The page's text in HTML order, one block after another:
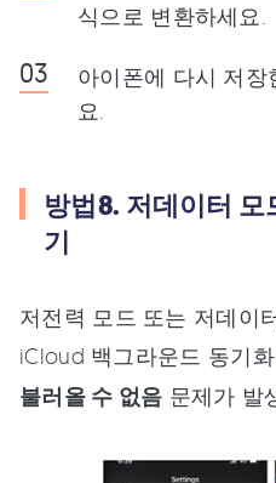
식으로 변환하세요.
아이폰에 다시 저
요.
방법8. 저데이터 모
기
저전력 모드 또는 저데이
iCloud 백그라운드 동기
불러올 수 없음 문제가 발